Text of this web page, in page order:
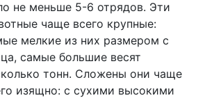
не меньше 5-6 отрядов. Эти
чаще всего крупные:
мелкие из них размером с
самые большие весят
тонн. Сложены они чаще
изящно: с сухими высокими